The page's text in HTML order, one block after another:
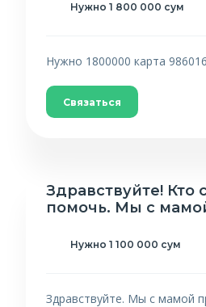
Нужно 1 800 000 сум
Нужно 1800000 карта
Связаться
Здравствуйте! Кто
помочь. Мы с
Нужно 1 100 000 сум
Здравствуйте. Мы с мамой